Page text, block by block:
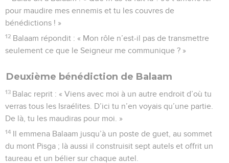
pour maudire mes ennemis et tu les couvres de
bénédictions ! »
12 Balaam répondit : « Mon rôle n’est-il pas de transmettre
seulement ce que le Seigneur me communique ? »
Deuxième bénédiction de Balaam
13 Balac reprit : « Viens avec moi à un autre endroit d’où tu
verras tous les Israélites. D’ici tu n’en voyais qu’une partie.
De là, tu les maudiras pour moi. »
14 Il emmena Balaam jusqu’à un poste de guet, au sommet
du mont Pisga ; là aussi il construisit sept autels et offrit un
taureau et un bélier sur chaque autel.